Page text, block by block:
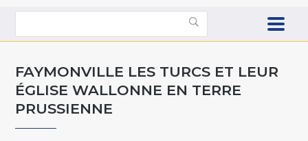
FAYMONVILLE LES TURCS ET LEUR
ÉGLISE WALLONNE EN TERRE
PRUSSIENNE